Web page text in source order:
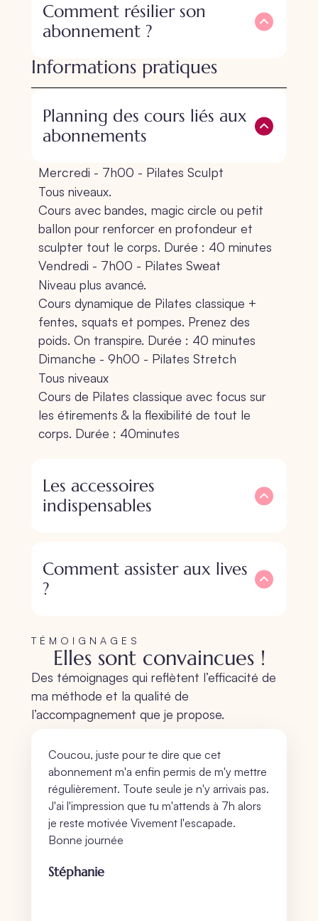
Comment résilier son
abonnement ?
Informations pratiques
Planning des cours liés aux
abonnements
Mercredi - 7h00 - Pilates Sculpt
Tous niveaux.
Cours avec bandes, magic circle ou petit
ballon pour renforcer en profondeur et
sculpter tout le corps. Durée : 40 minutes
Vendredi - 7h00 - Pilates Sweat
Niveau plus avancé.
Cours dynamique de Pilates classique +
fentes, squats et pompes. Prenez des
poids. On transpire. Durée : 40 minutes
Dimanche - 9h00 - Pilates Stretch
Tous niveaux
Cours de Pilates classique avec focus sur
les étirements & la flexibilité de tout le
corps. Durée : 40minutes
Les accessoires
indispensables
Comment assister aux lives
?
TÉMOIGNAGES
Elles sont convaincues !
Des témoignages qui reflètent l’efficacité de
ma méthode et la qualité de
l’accompagnement que je propose.
Coucou, juste pour te dire que cet
abonnement m'a enfin permis de m'y mettre
régulièrement. Toute seule je n'y arrivais pas.
J'ai l'impression que tu m'attends à 7h alors
je reste motivée Vivement l'escapade.
Bonne journée
Stéphanie